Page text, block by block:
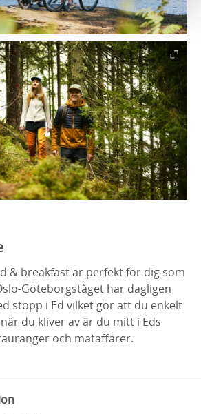
& breakfast är perfekt för dig som
Göteborgståget har dagligen
stopp i Ed vilket gör att du enkelt
du kliver av är du mitt i Eds
och mataffärer.